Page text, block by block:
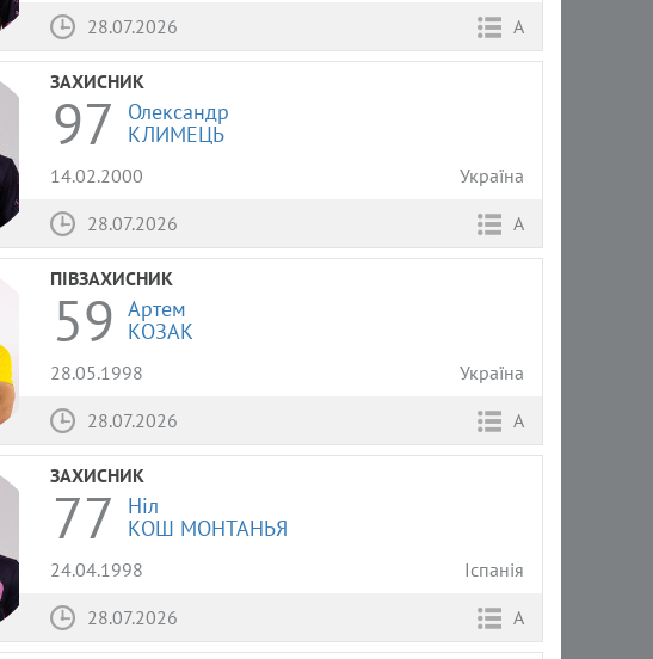
28.07.2026
А
ЗАХИСНИК
97
Олександр
КЛИМЕЦЬ
14.02.2000
Україна
28.07.2026
А
ПІВЗАХИСНИК
59 Артем
КОЗАК
28.05.1998
Україна
28.07.2026
А
ЗАХИСНИК
77
Ніл
КОШ МОНТАНЬЯ
24.04.1998
Іспанія
28.07.2026
А